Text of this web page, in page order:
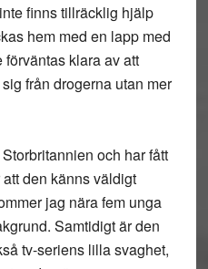
finns tillräcklig hjälp
hem med en lapp med
klara av att
från drogerna utan mer
och har fått
den känns väldigt
jag nära fem unga
Samtidigt är den
tv-seriens lilla svaghet,